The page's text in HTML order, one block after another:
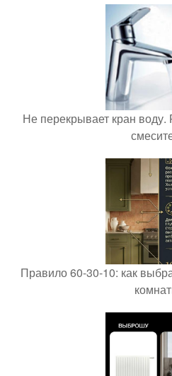
Не перекрывает кран
Правило 60-30-10: как